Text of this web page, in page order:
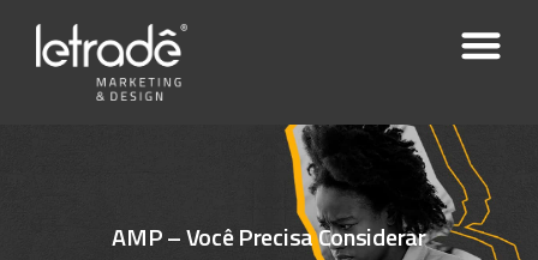
AMP – Você Precisa Considerar